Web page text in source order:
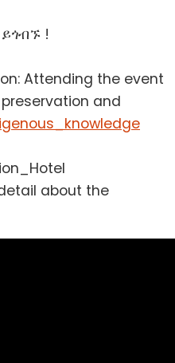
!
Attending the event
and
about the